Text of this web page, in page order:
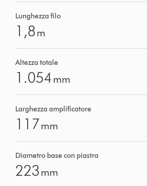
Lunghezza filo
1,8m
Altezza totale
1.054 mm
Larghezza amplificatore
117mm
Diametro base con piastra
223 mm